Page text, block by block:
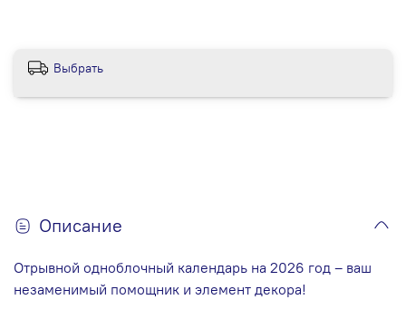
Выбрать
Описание
Отрывной одноблочный календарь на 2026 год – ваш
незаменимый помощник и элемент декора!